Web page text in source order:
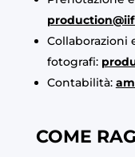
Collaborazioni
fotografi:
Contabilità:
COME